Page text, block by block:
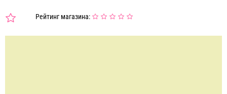
Рейтинг магазина: